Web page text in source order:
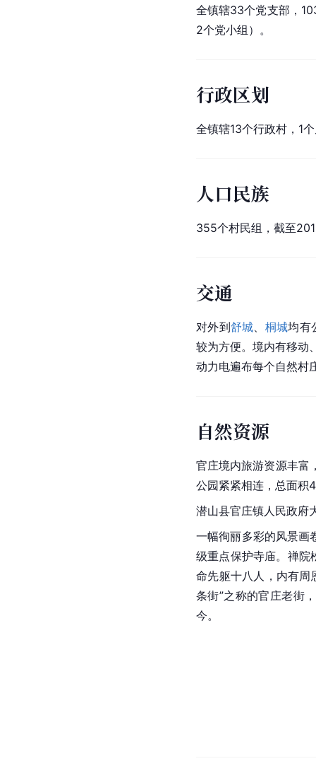
全镇辖33个党支部，
2个党小组）。
行政区划
全镇辖13个行政村，1
人口民族
355个村民组，截至
交通
对外到舒城、 桐城均有
较为方便。境内有移动
动力电遍布每个自然村
自然资源
官庄境内旅游资源丰富
公园紧紧相连，总面积
潜山县官庄镇人民政府
一幅徇丽多彩的风景画
级重点保护寺庙。禅院
命先躯十八人，内有周
条街”之称的官庄老街
今。